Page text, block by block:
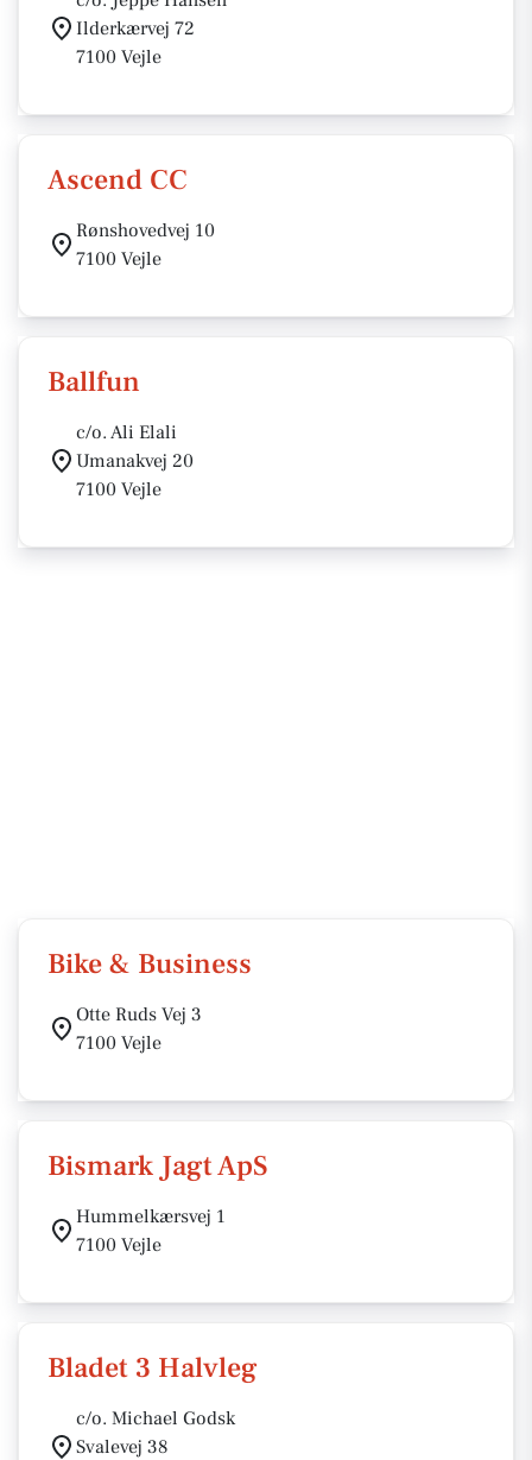
Ilderkærvej 72
7100 Vejle
Ascend CC
Rønshovedvej 10
7100 Vejle
Ballfun
c/o. Ali Elali
Umanakvej 20
7100 Vejle
Bike & Business
Otte Ruds Vej 3
7100 Vejle
Bismark Jagt ApS
Hummelkærsvej 1
7100 Vejle
Bladet 3 Halvleg
c/o. Michael Godsk
Svalevej 38